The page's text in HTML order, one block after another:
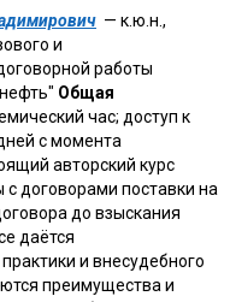
— к.ю.н.,
и
работы
Общая
час; доступ к
с момента
авторский курс
договорами поставки на
до взыскания
даётся
и внесудебного
преимущества и